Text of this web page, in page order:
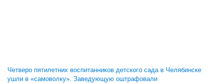
Четверо пятилетних воспитанников детского сада в Челябинске
ушли в «самоволку». Заведующую оштрафовали